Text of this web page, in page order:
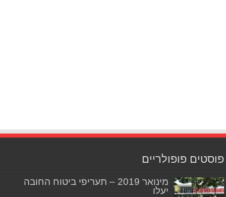
פוסטים פופולריים
מינואר 2019 – תעריפי ביטוח החובה
יעלו